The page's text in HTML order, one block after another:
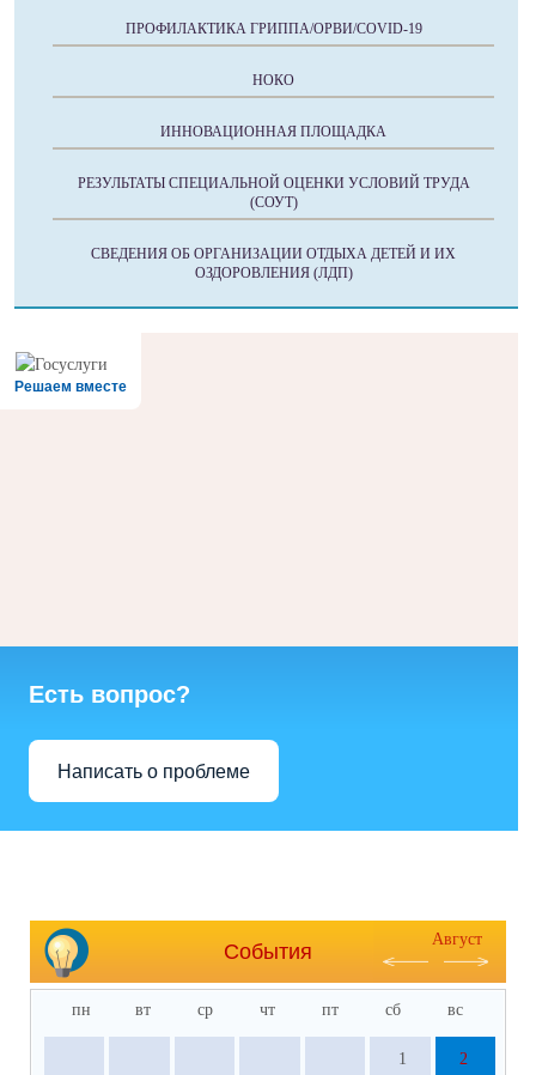
ПРОФИЛАКТИКА ГРИППА/ОРВИ/COVID-19
НОКО
ИННОВАЦИОННАЯ ПЛОЩАДКА
РЕЗУЛЬТАТЫ СПЕЦИАЛЬНОЙ ОЦЕНКИ УСЛОВИЙ ТРУДА
(СОУТ)
СВЕДЕНИЯ ОБ ОРГАНИЗАЦИИ ОТДЫХА ДЕТЕЙ И ИХ
ОЗДОРОВЛЕНИЯ (ЛДП)
Решаем вместе
Есть вопрос?
Написать о проблеме
События
Август
пн вт ср чт пт сб вс
1 2